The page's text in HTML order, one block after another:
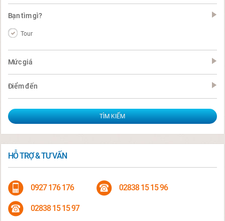
Bạn tìm gì?
Tour
Mức giá
Điểm đến
HỖ TRỢ & TƯ VẤN
0927 176 176 02838 15 15 96
02838 15 15 97